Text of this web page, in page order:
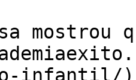
infantil/